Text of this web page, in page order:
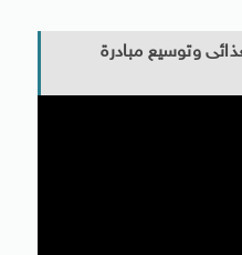
وتوسيع مبادرة